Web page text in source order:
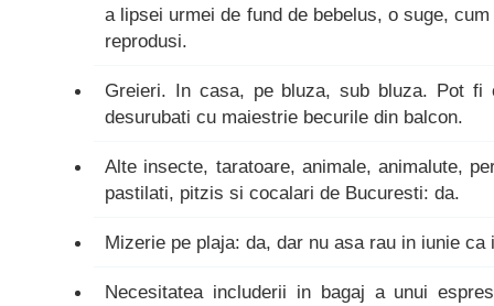
a lipsei urmei de fund de bebelus, o suge,
reprodusi.
Greieri. In casa, pe bluza, sub bluza. Pot fi
desurubati cu maiestrie becurile din balcon.
Alte insecte, taratoare, animale, animalute,
pastilati, pitzis si cocalari de Bucuresti: da.
Mizerie pe plaja: da, dar nu asa rau in iunie ca
Necesitatea includerii in bagaj a unui